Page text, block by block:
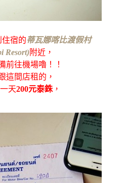
宿的蒂瓦娜喀比渡假村
Resort)附近，
前往機場嚕！！
這間店租的，
一天200元泰銖 ，